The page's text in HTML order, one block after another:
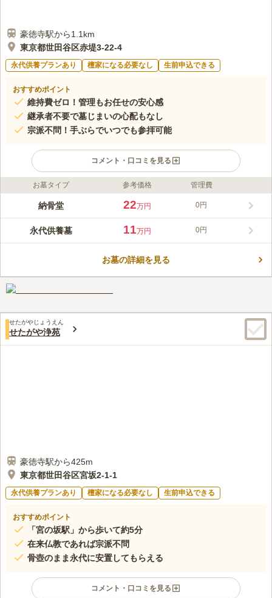
豪徳寺駅から1.1km
東京都世田谷区赤堤3-22-4
永代供養プランあり 檀家になる必要なし 生前申込できる
おすすめポイント
維持費ゼロ！管理もお任せの安心感
継承者不要で墓じまいの心配もなし
宗派不問！手ぶらでいつでも参拝可能
コメント・口コミを見る
ライフドット編集部のコメント
東京都世田谷区赤堤の静かな住宅街に佇む即法寺は、寛永15年に
グを施した墓地、2026年には時代のニーズに応えた「永代供養
付納骨堂 御守閣」が建立され、時代に寄り添うお参りの形を提
ど3駅から徒歩圏内というアクセスの良さも魅力で、いつでも気
この霊園はまだ誰からも評価されていません。
お墓タイプ 参考価格 管理費
納骨堂 22万円 0円
永代供養墓 11万円 0円
お墓の詳細を見る
せたがやじょうえん
せたがや浄苑
豪徳寺駅から425m
東京都世田谷区宮坂2-1-1
永代供養プランあり 檀家になる必要なし 生前申込できる
おすすめポイント
「宮の坂駅」から歩いて約5分
在来仏教であれば宗派不問
骨壺のまま永代に安置してもらえる
コメント・口コミを見る